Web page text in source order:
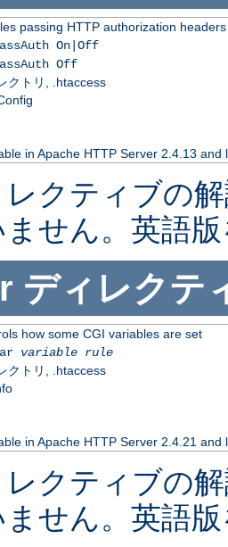
passing HTTP authorization
On|Off
Off
クトリ, .htaccess
in Apache HTTP Server 2.4.13 and
クティブの
せん。英語
ディレクテ
how some CGI variables are set
variable rule
クトリ, .htaccess
in Apache HTTP Server 2.4.21 and
クティブの
せん。英語